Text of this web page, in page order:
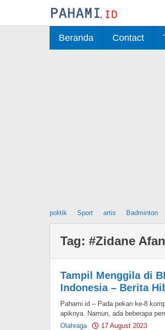
Beranda Contact
politik Sport artis Badminton
Tag: #Zidane
Tampil Menggila di
Indonesia – Berita
Pahami.id – Pada pekan ke-8
apiknya. Namun, ada beberapa
Olahraga
17 August 2023